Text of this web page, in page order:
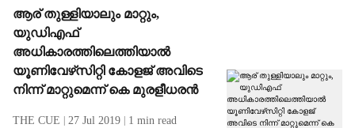
ആര് തുള്ളിയാലും മാറ്റും,
യുഡിഎഫ്
അധികാരത്തിലെത്തിയാല്‍
യൂണിവേഴ്‌സിറ്റി കോളജ് അവിടെ
നിന്ന് മാറ്റുമെന്ന് കെ മുരളീധരന്‍
THE CUE 27 Jul 2019 1 min read